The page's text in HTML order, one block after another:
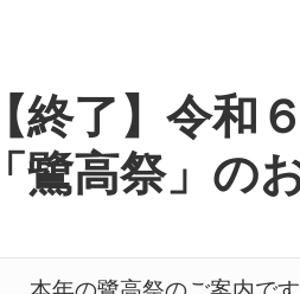
【終了】令和
「鷺高祭」の